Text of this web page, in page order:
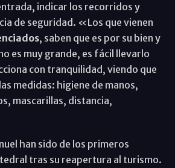
indicar los recorridos y
de seguridad. «Los que vienen
, saben que es por su bien y
es muy grande, es fácil llevarlo
con tranquilidad, viendo que
medidas: higiene de manos,
mascarillas, distancia,
han sido de los primeros
tras su reapertura al turismo.